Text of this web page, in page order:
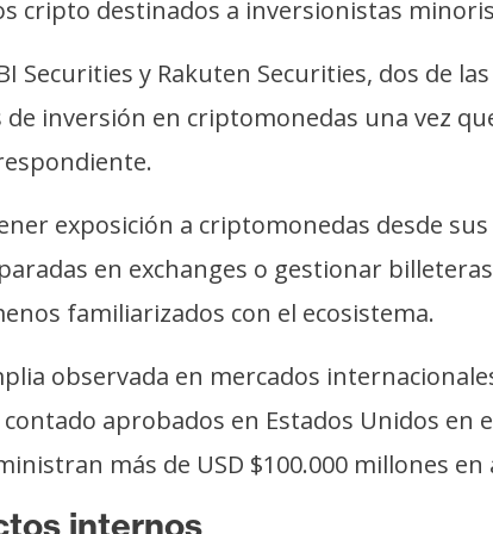
cripto destinados a inversionistas
Securities y Rakuten Securities, dos de
inversión en criptomonedas una vez
exposición a criptomonedas desde
en exchanges o gestionar
familiarizados con el ecosistema.
observada en mercados
contado aprobados en Estados Unidos en
más de USD $100.000 millones en
internos